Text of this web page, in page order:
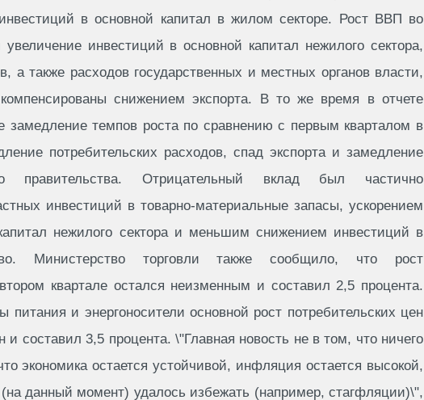
в основной капитал в жилом секторе. Рост ВВП во
увеличение инвестиций в основной капитал нежилого сектора,
а также расходов государственных и местных органов власти,
снижением экспорта. В то же время в отчете
замедление темпов роста по сравнению с первым кварталом в
потребительских расходов, спад экспорта и замедление
правительства. Отрицательный вклад был частично
инвестиций в товарно-материальные запасы, ускорением
нежилого сектора и меньшим снижением инвестиций в
Министерство торговли также сообщило, что рост
квартале остался неизменным и составил 2,5 процента.
питания и энергоносители основной рост потребительских цен
и составил 3,5 процента. \"Главная новость не в том, что ничего
экономика остается устойчивой, инфляция остается высокой,
данный момент) удалось избежать (например, стагфляции)\",